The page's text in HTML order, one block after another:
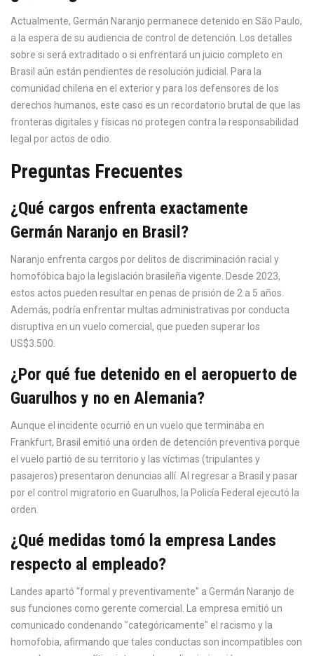
Actualmente, Germán Naranjo permanece detenido en São Paulo,
a la espera de su audiencia de control de detención. Los detalles
sobre si será extraditado o si enfrentará un juicio completo en
Brasil aún están pendientes de resolución judicial. Para la
comunidad chilena en el exterior y para los defensores de los
derechos humanos, este caso es un recordatorio brutal de que las
fronteras digitales y físicas no protegen contra la responsabilidad
legal por actos de odio.
Preguntas Frecuentes
¿Qué cargos enfrenta exactamente
Germán Naranjo en Brasil?
Naranjo enfrenta cargos por delitos de discriminación racial y
homofóbica bajo la legislación brasileña vigente. Desde 2023,
estos actos pueden resultar en penas de prisión de 2 a 5 años.
Además, podría enfrentar multas administrativas por conducta
disruptiva en un vuelo comercial, que pueden superar los
US$3.500.
¿Por qué fue detenido en el aeropuerto de
Guarulhos y no en Alemania?
Aunque el incidente ocurrió en un vuelo que terminaba en
Frankfurt, Brasil emitió una orden de detención preventiva porque
el vuelo partió de su territorio y las víctimas (tripulantes y
pasajeros) presentaron denuncias allí. Al regresar a Brasil y pasar
por el control migratorio en Guarulhos, la Policía Federal ejecutó la
orden.
¿Qué medidas tomó la empresa Landes
respecto al empleado?
Landes apartó "formal y preventivamente" a Germán Naranjo de
sus funciones como gerente comercial. La empresa emitió un
comunicado condenando "categóricamente" el racismo y la
homofobia, afirmando que tales conductas son incompatibles con